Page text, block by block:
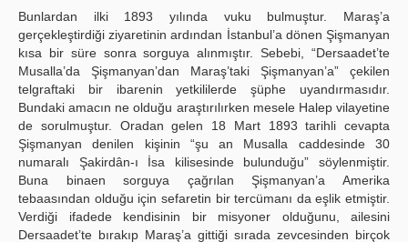
Bunlardan ilki 1893 yılında vuku bulmuştur. Maraş’a
gerçekleştirdiği ziyaretinin ardından İstanbul’a dönen Şişmanyan
kısa bir süre sonra sorguya alınmıştır. Sebebi, “Dersaadet’te
Musalla’da Şişmanyan’dan Maraş’taki Şişmanyan’a” çekilen
telgraftaki bir ibarenin yetkililerde şüphe uyandırmasıdır.
Bundaki amacın ne olduğu araştırılırken mesele Halep vilayetine
de sorulmuştur. Oradan gelen 18 Mart 1893 tarihli cevapta
Şişmanyan denilen kişinin “şu an Musalla caddesinde 30
numaralı Şakirdân-ı İsa kilisesinde bulunduğu” söylenmiştir.
Buna binaen sorguya çağrılan Şişmanyan’a Amerika
tebaasından olduğu için sefaretin bir tercümanı da eşlik etmiştir.
Verdiği ifadede kendisinin bir misyoner olduğunu, ailesini
Dersaadet’te bırakıp Maraş’a gittiği sırada zevcesinden birçok